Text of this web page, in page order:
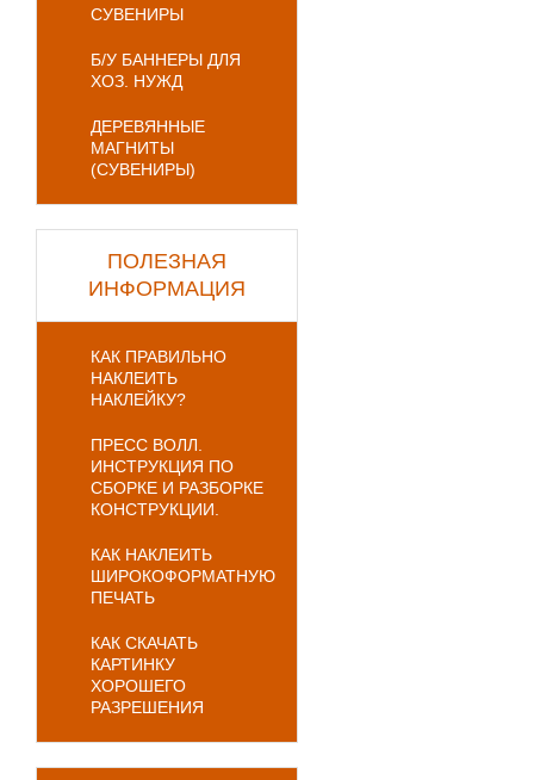
СУВЕНИРЫ
Б/У БАННЕРЫ ДЛЯ
ХОЗ. НУЖД
ДЕРЕВЯННЫЕ
МАГНИТЫ
(СУВЕНИРЫ)
ПОЛЕЗНАЯ
ИНФОРМАЦИЯ
КАК ПРАВИЛЬНО
НАКЛЕИТЬ
НАКЛЕЙКУ?
ПРЕСС ВОЛЛ.
ИНСТРУКЦИЯ ПО
СБОРКЕ И РАЗБОРКЕ
КОНСТРУКЦИИ.
КАК НАКЛЕИТЬ
ШИРОКОФОРМАТНУЮ
ПЕЧАТЬ
КАК СКАЧАТЬ
КАРТИНКУ
ХОРОШЕГО
РАЗРЕШЕНИЯ